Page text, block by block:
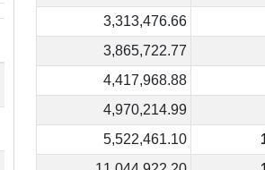
3,313,476.66
3,865,722.77
4,417,968.88
4,970,214.99
5,522,461.10